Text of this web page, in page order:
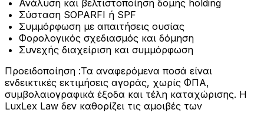
Ανάλυση και βελτιστοποίηση δομής holding
Σύσταση SOPARFI ή SPF
Συμμόρφωση με απαιτήσεις ουσίας
Φορολογικός σχεδιασμός και δόμηση
Συνεχής διαχείριση και συμμόρφωση
Προειδοποίηση :Τα αναφερόμενα ποσά είναι
ενδεικτικές εκτιμήσεις αγοράς, χωρίς ΦΠΑ,
συμβολαιογραφικά έξοδα και τέλη καταχώρισης. Η
LuxLex Law δεν καθορίζει τις αμοιβές των